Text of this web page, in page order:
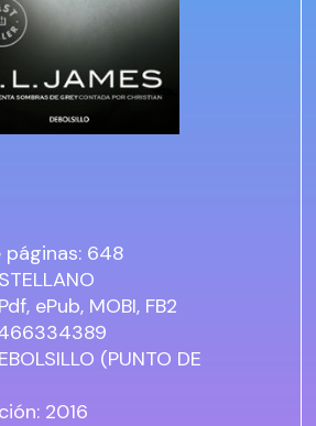
páginas: 648
ePub, MOBI, FB2
(PUNTO DE
2016